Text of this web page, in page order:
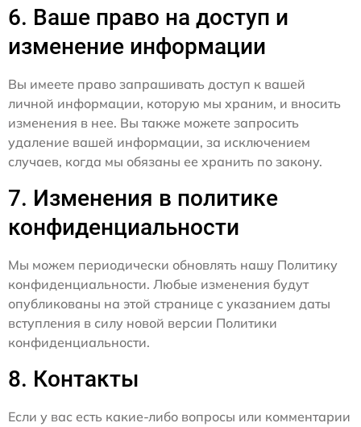
6. Ваше право на доступ и
изменение информации
Вы имеете право запрашивать доступ к вашей
личной информации, которую мы храним, и вносить
изменения в нее. Вы также можете запросить
удаление вашей информации, за исключением
случаев, когда мы обязаны ее хранить по закону.
7. Изменения в политике
конфиденциальности
Мы можем периодически обновлять нашу Политику
конфиденциальности. Любые изменения будут
опубликованы на этой странице с указанием даты
вступления в силу новой версии Политики
конфиденциальности.
8. Контакты
Если у вас есть какие-либо вопросы или комментарии